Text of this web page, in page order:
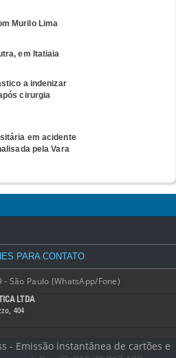
Murilo Lima
em Itatiaia
a indenizar
cirurgia
em acidente
pela Vara
PARA CONTATO
São Paulo (WhatsApp/Fone)
LTDA
404
- Emissão instantânea de cartões e